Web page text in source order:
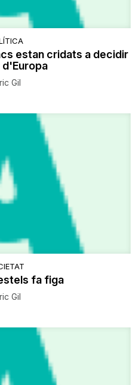
estan cridats a decidir
Gil
fa figa
Gil